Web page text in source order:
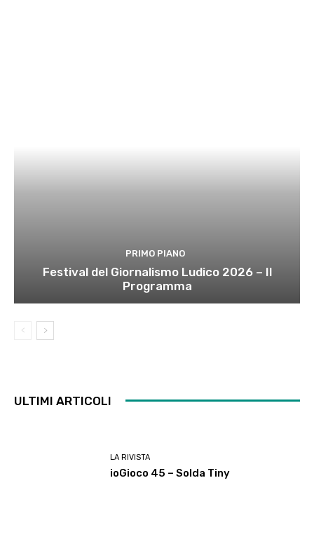
PRIMO PIANO
Festival del Giornalismo Ludico 2026 – Il
Programma
ULTIMI ARTICOLI
LA RIVISTA
ioGioco 45 – Solda Tiny